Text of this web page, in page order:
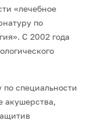
«лечебное
по
С 2002 года
специальности
акушерства,